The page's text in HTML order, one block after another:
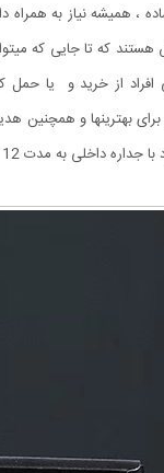
، همیشه نیاز به
هستند که تا جایی که
به مدت 12 ساعت میباشد.